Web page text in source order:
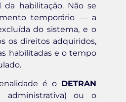
da habilitação. Não se
temporário — a
do sistema, e o
os direitos adquiridos,
habilitadas e o tempo
é o DETRAN
administrativa) ou o